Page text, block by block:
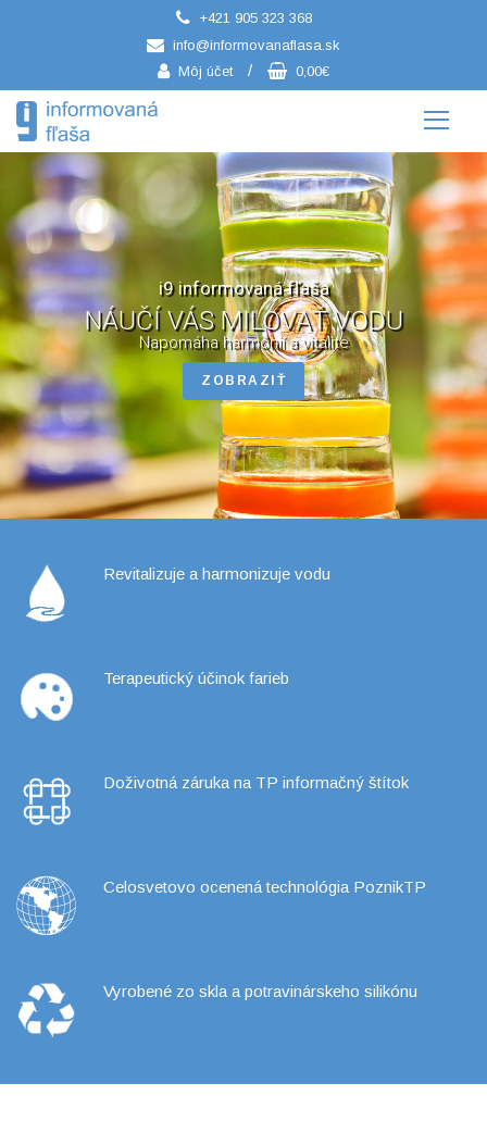
+421 905 323 368
info@informovanaflasa.sk
Môj účet
/ 0,00€
i9 informovaná fľaša
NÁUČÍ VÁS MILOVAŤ VODU
Napomáha harmónií a vitalite
ZOBRAZIŤ
Revitalizuje a harmonizuje vodu
Terapeutický účinok farieb
Doživotná záruka na TP informačný štítok
Celosvetovo ocenená technológia PoznikTP
Vyrobené zo skla a potravinárskeho silikónu